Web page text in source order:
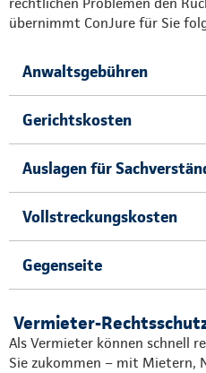
übernimmt ConJure für Sie
Anwaltsgebühren
Gerichtskosten
Auslagen für
Vollstreckungskosten
Gegenseite
Vermieter-
Als Vermieter können schnell
Sie zukommen – mit Mietern,